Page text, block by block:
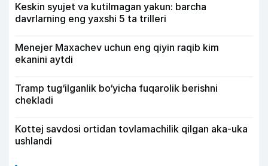
Keskin syujet va kutilmagan yakun: barcha
davrlarning eng yaxshi 5 ta trilleri
Menejer Maxachev uchun eng qiyin raqib kim
ekanini aytdi
Tramp tug‘ilganlik bo‘yicha fuqarolik berishni
chekladi
Kottej savdosi ortidan tovlamachilik qilgan aka-uka
ushlandi